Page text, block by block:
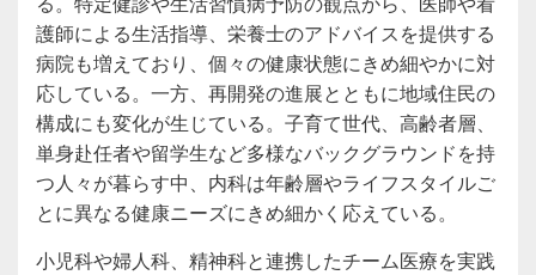
護師による生活指導、栄養士のアドバイスを提供する
病院も増えており、個々の健康状態にきめ細やかに対
応している。一方、再開発の進展とともに地域住民の
構成にも変化が生じている。子育て世代、高齢者層、
単身赴任者や留学生など多様なバックグラウンドを持
つ人々が暮らす中、内科は年齢層やライフスタイルご
とに異なる健康ニーズにきめ細かく応えている。
小児科や婦人科、精神科と連携したチーム医療を実践